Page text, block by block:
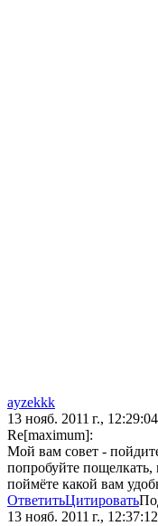
ayzekkk
13 нояб. 2011 г., 12:29:04
Re[maximum]:
Мой вам совет -
попробуйте пощелкать,
поймёте какой вам
ОтветитьЦитировать
13 нояб. 2011 г., 12:37:12